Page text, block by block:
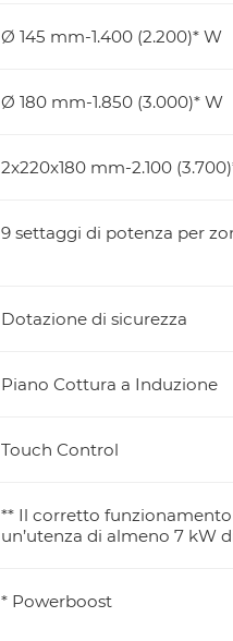
Ø 145 mm-1.400 (2.200)* W
Ø 180 mm-1.850 (3.000)* W
2x220x180 mm-2.100
9 settaggi di potenza per
Dotazione di sicurezza
Piano Cottura a Induzione
Touch Control
** Il corretto
un’utenza di almeno 7 kW
* Powerboost